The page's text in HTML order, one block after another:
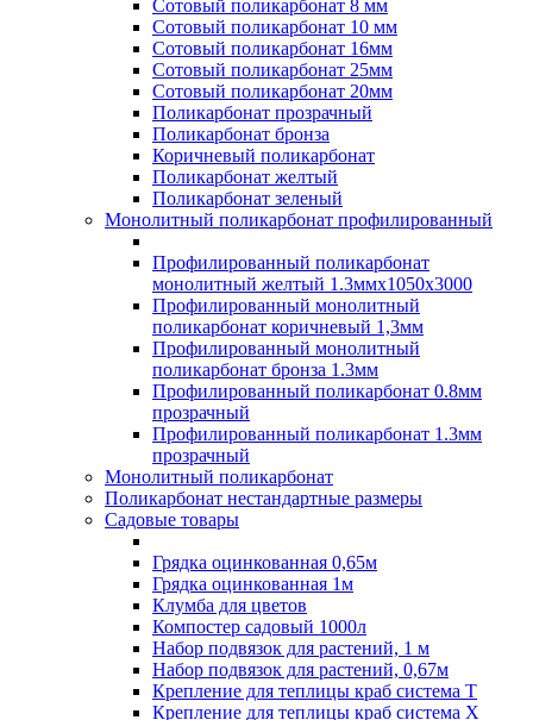
Сотовый поликарбонат 8 мм
Сотовый поликарбонат 10 мм
Сотовый поликарбонат 16мм
Сотовый поликарбонат 25мм
Сотовый поликарбонат 20мм
Поликарбонат прозрачный
Поликарбонат бронза
Коричневый поликарбонат
Поликарбонат желтый
Поликарбонат зеленый
Монолитный поликарбонат профилированный
Профилированный поликарбонат
монолитный желтый 1.3ммх1050х3000
Профилированный монолитный
поликарбонат коричневый 1,3мм
Профилированный монолитный
поликарбонат бронза 1.3мм
Профилированный поликарбонат 0.8мм
прозрачный
Профилированный поликарбонат 1.3мм
прозрачный
Монолитный поликарбонат
Поликарбонат нестандартные размеры
Садовые товары
Грядка оцинкованная 0,65м
Грядка оцинкованная 1м
Клумба для цветов
Компостер садовый 1000л
Набор подвязок для растений, 1 м
Набор подвязок для растений, 0,67м
Крепление для теплицы краб система Т
Крепление для теплицы краб система Х